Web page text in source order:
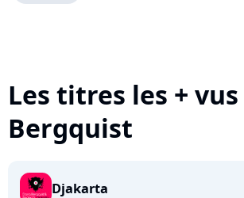
Les titres les +
Bergquist
Djakarta